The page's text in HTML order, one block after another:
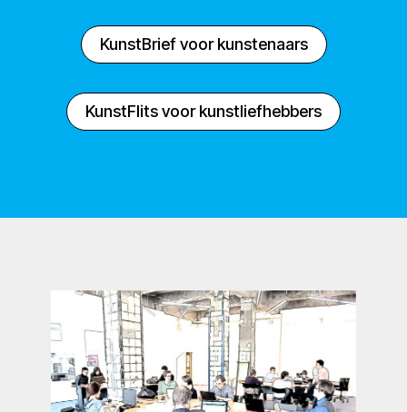
KunstBrief voor kunstenaars
KunstFlits voor kunstliefhebbers